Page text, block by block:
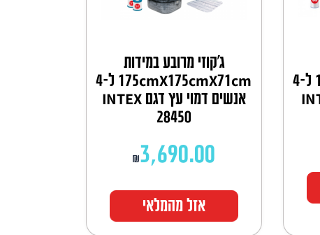
175cmX175cmX71cm ל-4
ג'קוזי מרובע במידות
175cmX175cmX71cm ל-4
אנשים דמוי עץ דגם INTEX
28450
₪3,690.00
אזל מהמלאי